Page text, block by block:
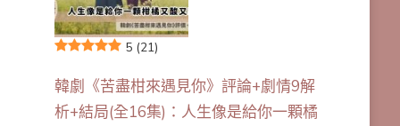
5 (21)
韓劇《苦盡柑來遇見你》評論+劇情9解
析+結局(全16集)：人生像是給你一顆橘